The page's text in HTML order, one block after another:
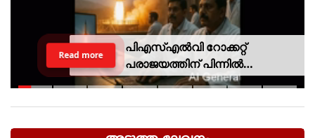
പിഎസ്എല്‍വി റോക്കറ്റ്
പരാജയത്തിന് പിന്നില്‍
ഐഎസ്ആര്‍ഒയിലെ ഉന്നത
Read more